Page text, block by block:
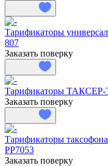
Тарификаторы
807
Заказать поверку
Тарификаторы ТАКСЕР-
Заказать поверку
Тарификаторы
PP7053
Заказать поверку